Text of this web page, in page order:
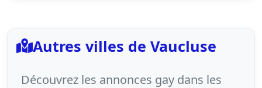
Autres villes de Vaucluse
Découvrez les annonces gay dans les